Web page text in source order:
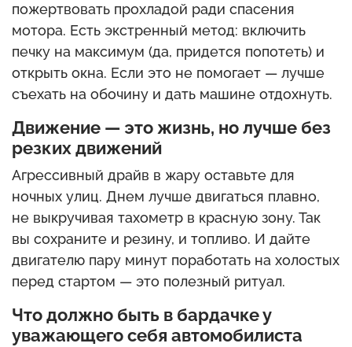
пожертвовать прохладой ради спасения
мотора. Есть экстренный метод: включить
печку на максимум (да, придется попотеть) и
открыть окна. Если это не помогает — лучше
съехать на обочину и дать машине отдохнуть.
Движение — это жизнь, но лучше без
резких движений
Агрессивный драйв в жару оставьте для
ночных улиц. Днем лучше двигаться плавно,
не выкручивая тахометр в красную зону. Так
вы сохраните и резину, и топливо. И дайте
двигателю пару минут поработать на холостых
перед стартом — это полезный ритуал.
Что должно быть в бардачке у
уважающего себя автомобилиста